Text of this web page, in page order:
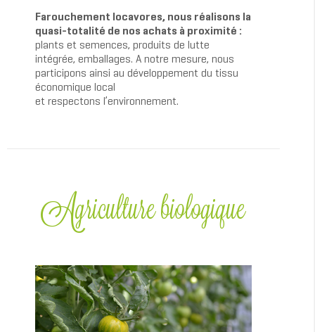
Farouchement locavores, nous réalisons la
quasi-totalité de nos achats à proximité :
plants et semences, produits de lutte
intégrée, emballages. A notre mesure, nous
participons ainsi au développement du tissu
économique local
et respectons l’environnement.
Agriculture biologique